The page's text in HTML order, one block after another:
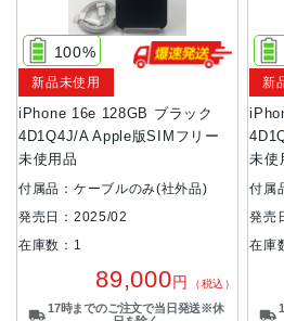
iPhone 16e 128GB ブラック
4D1Q4J/A Apple版SIMフリー
未使用品
100%
新品未使用
付属品：ケーブルのみ(社外品)
発売日：2025/02
在庫数：1
89,000円 （税込）
17時までのご注文で当日発送※休
未使
新
付属
発売
在庫